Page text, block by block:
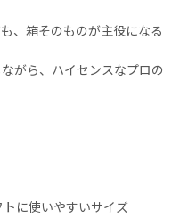
、箱そのものが主役になる
がら、ハイセンスなプロの
に使いやすいサイズ